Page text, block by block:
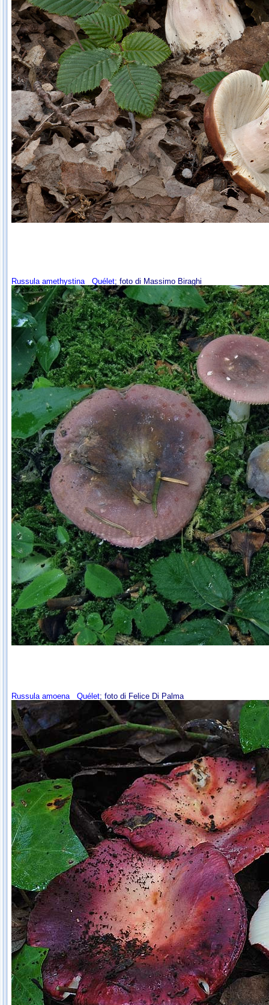
Russula amethystina Quélet; foto di Massimo Biraghi
Russula amoena Quélet; foto di Felice Di Palma